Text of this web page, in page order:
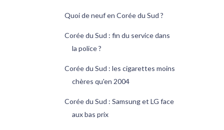
Quoi de neuf en Corée du Sud ?
Corée du Sud : fin du service dans
la police ?
Corée du Sud : les cigarettes moins
chères qu'en 2004
Corée du Sud : Samsung et LG face
aux bas prix